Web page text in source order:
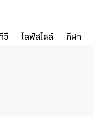
วี ไลฟ์สไตล์ กีฬา